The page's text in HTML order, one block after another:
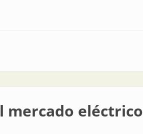
mercado eléctrico